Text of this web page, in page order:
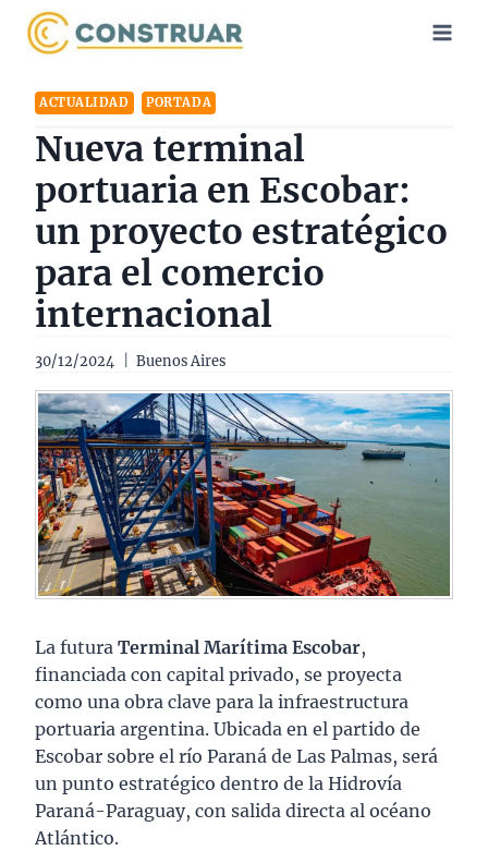
Saltar
ACTUALIDAD PORTADA
Nueva terminal
portuaria en Escobar:
un proyecto estratégico
para el comercio
internacional
30/12/2024 Buenos Aires
La futura Terminal Marítima Escobar,
financiada con capital privado, se proyecta
como una obra clave para la infraestructura
portuaria argentina. Ubicada en el partido de
Escobar sobre el río Paraná de Las Palmas, será
un punto estratégico dentro de la Hidrovía
Paraná-Paraguay, con salida directa al océano
Atlántico.